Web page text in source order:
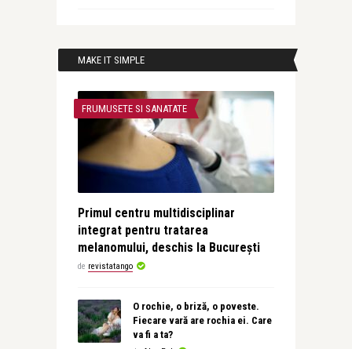
MAKE IT SIMPLE
FRUMUSETE SI SANATATE
Primul centru multidisciplinar
integrat pentru tratarea
melanomului, deschis la București
de revistatango
O rochie, o briză, o poveste.
Fiecare vară are rochia ei. Care
va fi a ta?